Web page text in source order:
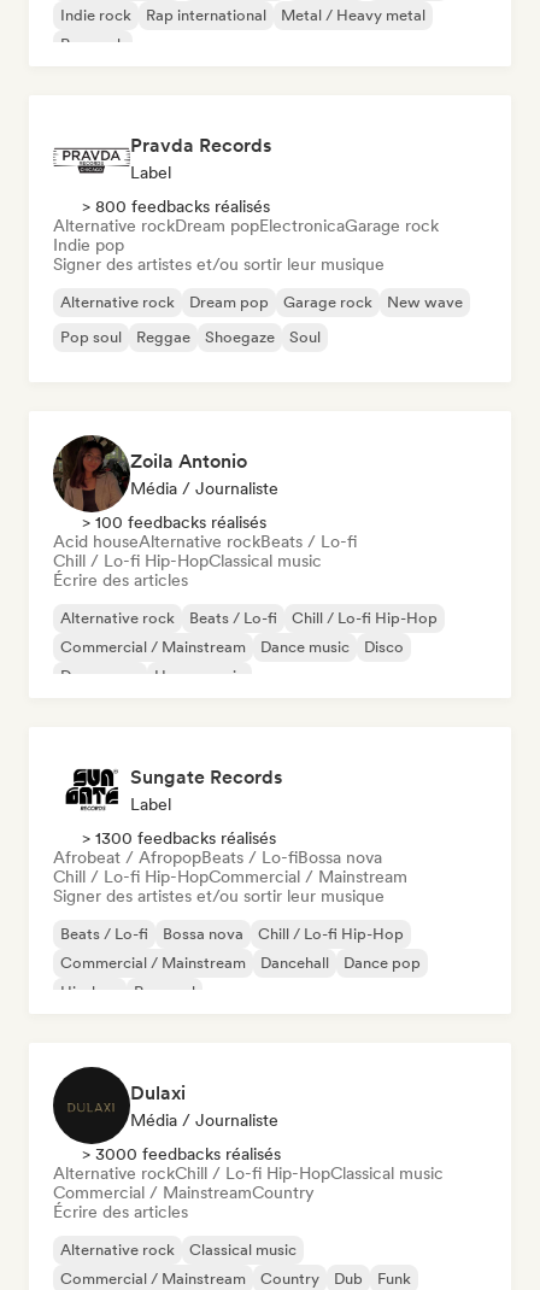
Indie rock
Rap international
Metal / Heavy metal
Pop rock
Pravda Records
Label
> 800 feedbacks réalisés
Alternative rockDream popElectronicaGarage rock
Indie pop
Signer des artistes et/ou sortir leur musique
Alternative rock Dream pop Garage rock
New wave
Pop soul
Reggae Shoegaze Soul
Zoila Antonio
Média / Journaliste
> 100 feedbacks réalisés
Acid houseAlternative rockBeats / Lo-fi
Chill / Lo-fi Hip-HopClassical music
Écrire des articles
Alternative rock Beats / Lo-fi
Chill / Lo-fi Hip-Hop
Commercial / Mainstream
Dance music
Disco
Dream pop
House music
Sungate Records
Label
> 1300 feedbacks réalisés
Afrobeat / AfropopBeats / Lo-fiBossa nova
Chill / Lo-fi Hip-HopCommercial / Mainstream
Signer des artistes et/ou sortir leur musique
Beats / Lo-fi Bossa nova
Chill / Lo-fi Hip-Hop
Commercial / Mainstream
Dancehall
Dance pop
Hip-hop
Pop soul
Dulaxi
Média / Journaliste
> 3000 feedbacks réalisés
Alternative rockChill / Lo-fi Hip-HopClassical music
Commercial / MainstreamCountry
Écrire des articles
Alternative rock
Classical music
Commercial / Mainstream
Country Dub Funk